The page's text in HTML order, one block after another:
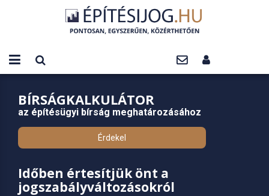
BÍRSÁGKALKULÁTOR
az építésügyi bírság meghatározásához
Érdekel
Időben értesítjük önt a
jogszabályváltozásokról